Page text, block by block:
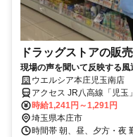
ドラッグストアの販
現場の声を聞いて反映する
大幅に緩和しました！
ウエルシア本庄児玉南店
アクセス JR八高線「児玉
時給1,241円～1,291円
埼玉県本庄市
時間帯 朝、昼、夕方・夜